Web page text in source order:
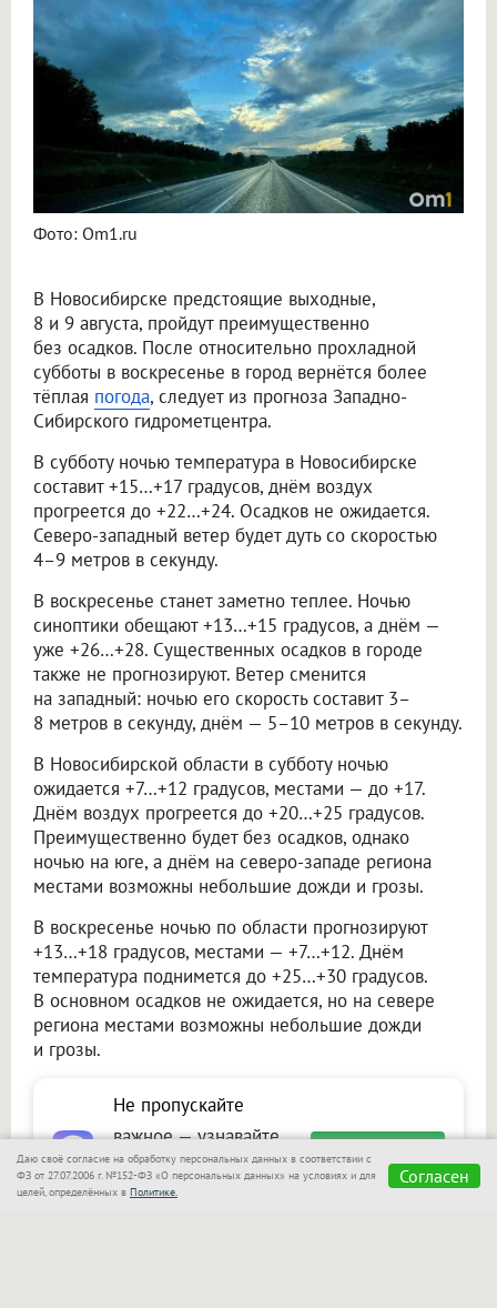
Фото: Om1.ru
В Новосибирске предстоящие выходные,
8 и 9 августа, пройдут преимущественно
без осадков. После относительно прохладной
субботы в воскресенье в город вернётся более
тёплая погода, следует из прогноза Западно-
Сибирского гидрометцентра.
В субботу ночью температура в Новосибирске
составит +15…+17 градусов, днём воздух
прогреется до +22…+24. Осадков не ожидается.
Северо-западный ветер будет дуть со скоростью
4–9 метров в секунду.
В воскресенье станет заметно теплее. Ночью
синоптики обещают +13…+15 градусов, а днём —
уже +26…+28. Существенных осадков в городе
также не прогнозируют. Ветер сменится
на западный: ночью его скорость составит 3–
8 метров в секунду, днём — 5–10 метров в секунду.
В Новосибирской области в субботу ночью
ожидается +7…+12 градусов, местами — до +17.
Днём воздух прогреется до +20…+25 градусов.
Преимущественно будет без осадков, однако
ночью на юге, а днём на северо-западе региона
местами возможны небольшие дожди и грозы.
В воскресенье ночью по области прогнозируют
+13…+18 градусов, местами — +7…+12. Днём
температура поднимется до +25…+30 градусов.
В основном осадков не ожидается, но на севере
региона местами возможны небольшие дожди
и грозы.
Не пропускайте
важное — узнавайте
первыми с Om1 в
«Макс»
Подписаться
Даю своё согласие на обработку персональных данных в соответствии с
ФЗ от 27.07.2006 г. №152-ФЗ «О персональных данных» на условиях и для
целей, определённых в Политике.
Согласен